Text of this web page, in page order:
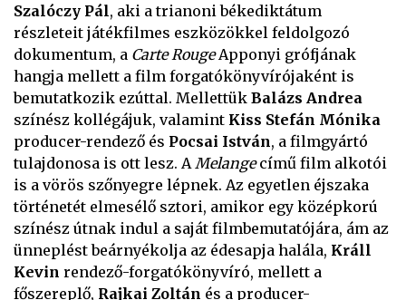
Szalóczy Pál, aki a trianoni békediktátum
részleteit játékfilmes eszközökkel feldolgozó
dokumentum, a Carte RougeApponyi grófjának
hangja mellett a film forgatókönyvírójaként is
bemutatkozik ezúttal. Mellettük Balázs Andrea
színész kollégájuk, valamint Kiss Stefán Mónika
producer-rendező és Pocsai István, a filmgyártó
tulajdonosa is ott lesz. A Melangecímű film alkotói
is a vörös szőnyegre lépnek. Az egyetlen éjszaka
történetét elmesélő sztori, amikor egy középkorú
színész útnak indul a saját filmbemutatójára, ám az
ünneplést beárnyékolja az édesapja halála, Králl
Kevin rendező-forgatókönyvíró, mellett a
főszereplő, Rajkai Zoltán és a producer-